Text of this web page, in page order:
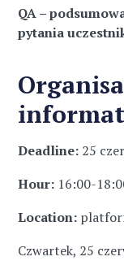
QA –
pytania
Deadline: 25
Hour: 16:00-
Location:
Czwartek, 25